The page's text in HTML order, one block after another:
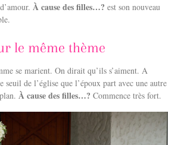
À cause des filles…? est son nouveau
le même thème
se marient. On dirait qu’ils s’aiment. A
de l’église que l’époux part avec une autre
plan.À cause des filles…? Commence très fort.